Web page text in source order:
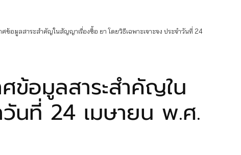
อมูลสาระสำคัญในสัญญาเรื่องซื้อ ยา โดยวิธีเฉพาะเจาะจง ประจำวันที่ 24
ข้อมูลสาระสำคัญใน
วันที่ 24 เมษายน พ.ศ.